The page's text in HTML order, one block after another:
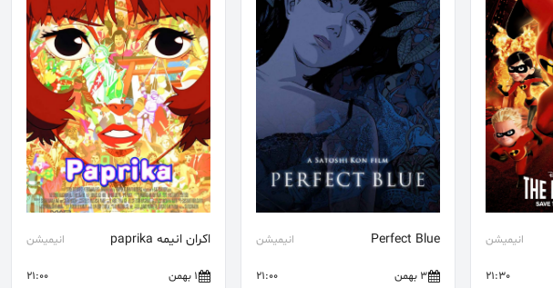
انیمیشن
21:30
Perfect Blue انیمیشن
3 بهمن 21:00
اکران انیمه paprika انیمیشن
1 بهمن 21:00